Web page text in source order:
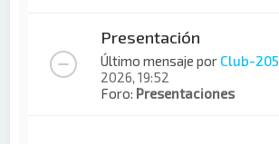
Presentación
Último mensaje por Club-205
2026, 19:52
Foro: Presentaciones